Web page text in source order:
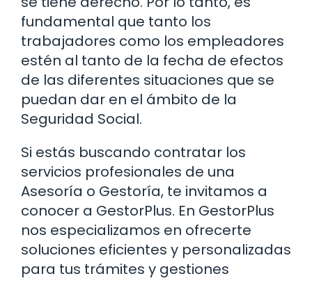
fundamental que tanto los
trabajadores como los empleadores
estén al tanto de la fecha de efectos
de las diferentes situaciones que se
puedan dar en el ámbito de la
Seguridad Social.
Si estás buscando contratar los
servicios profesionales de una
Asesoría o Gestoría, te invitamos a
conocer a GestorPlus. En GestorPlus
nos especializamos en ofrecerte
soluciones eficientes y personalizadas
para tus trámites y gestiones